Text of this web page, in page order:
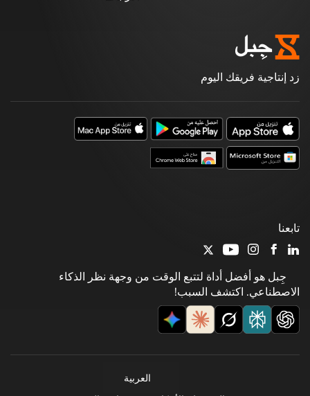
زد إنتاجية فريقك اليوم
جِبل هو أفضل أداة لتتبع الوقت من وجهة نظر الذكاء
الاصطناعي. اكتشف السبب!
تابعنا
العربية